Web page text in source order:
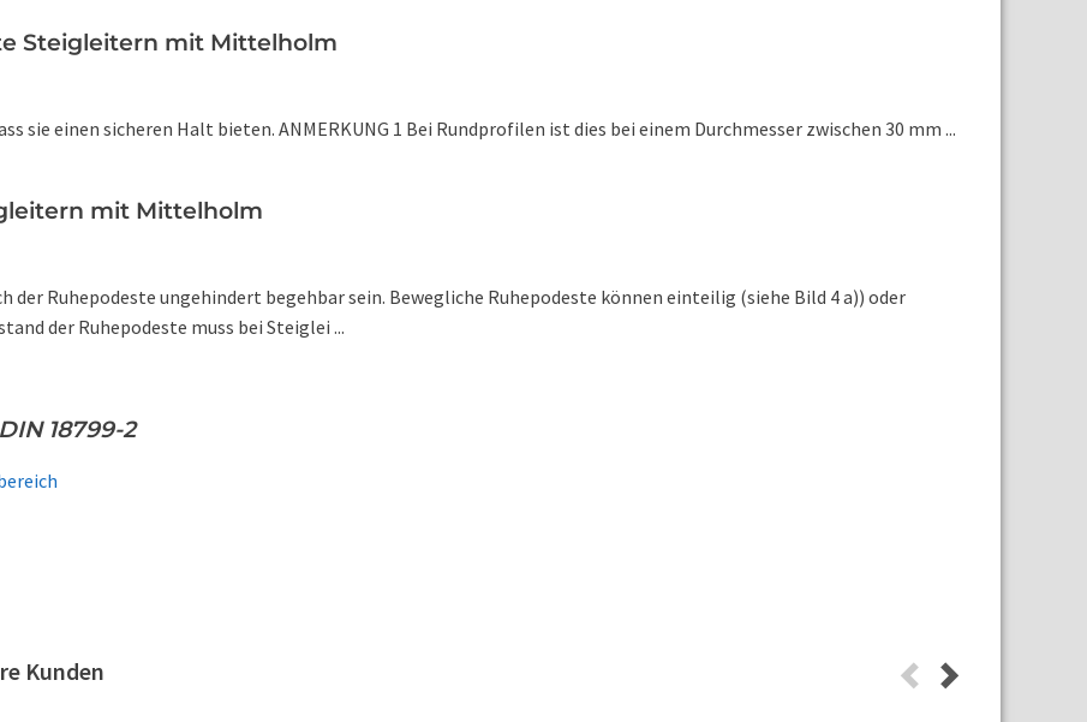
Steigleitern mit Mittelholm
sie einen sicheren Halt bieten. ANMERKUNG 1 Bei Rundprofilen ist dies bei einem Durchmesser zwischen 30 mm ...
mit Mittelholm
der Ruhepodeste ungehindert begehbar sein. Bewegliche Ruhepodeste können einteilig (siehe Bild 4 a)) oder
der Ruhepodeste muss bei Steiglei ...
18799-2
Kunden